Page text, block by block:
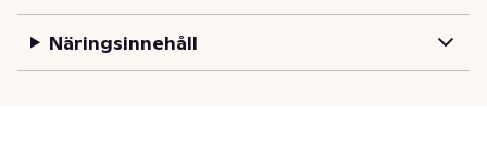
Näringsinnehåll